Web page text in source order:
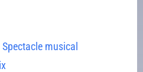
musical